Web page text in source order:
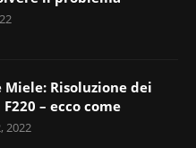
Miele: Risoluzione dei
– ecco come
2022